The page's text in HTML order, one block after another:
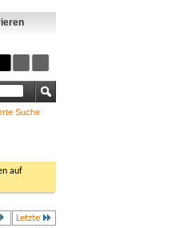
Suche
auf
Letzte